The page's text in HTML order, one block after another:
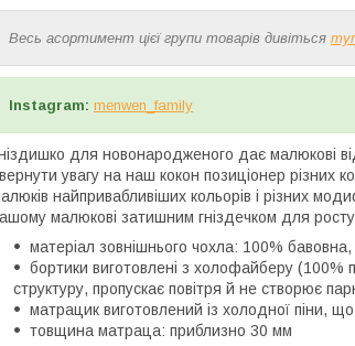
Весь асортимент цієї групи товарів дивіться
Instagram: menwen_family
для новонародженого дає малюкові
увагу на наш кокон позиціонер різних
найпривабливіших кольорів і різних
малюкові затишним гніздечком для
матеріал зовнішнього чохла: 100%
бортики виготовлені з холофайберу
структуру, пропускає повітря й не створює
матрацик виготовлений із холодної піни,
товщина матраца: приблизно 30 мм